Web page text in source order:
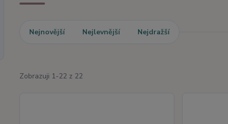
Nejnovější Nejlevnější Nejdražší
Zobrazuji 1-22 z 22